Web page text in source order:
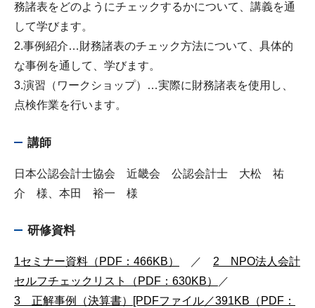
務諸表をどのようにチェックするかについて、講義を通
して学びます。
2.事例紹介…財務諸表のチェック方法について、具体的
な事例を通して、学びます。
3.演習（ワークショップ）…実際に財務諸表を使用し、
点検作業を行います。
講師
日本公認会計士協会 近畿会 公認会計士 大松 祐
介 様、本田 裕一 様
研修資料
1セミナー資料（PDF：466KB） ／ 2 NPO法人会計
セルフチェックリスト（PDF：630KB）
／
3 正解事例（決算書）[PDFファイル／391KB（PDF：